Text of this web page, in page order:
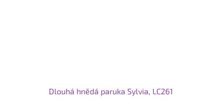
Dlouhá hnědá paruka Sylvia, LC261